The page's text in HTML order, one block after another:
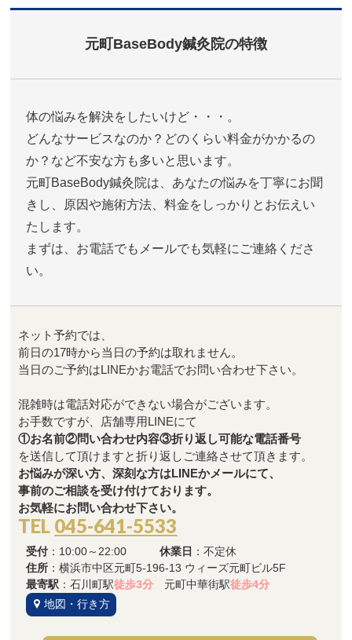
元町BaseBody鍼灸院の特徴
体の悩みを解決をしたいけど・・・。
どんなサービスなのか？どのくらい料金がかかるの
か？など不安な方も多いと思います。
元町BaseBody鍼灸院は、あなたの悩みを丁寧にお聞
きし、原因や施術方法、料金をしっかりとお伝えい
たします。
まずは、お電話でもメールでも気軽にご連絡くださ
い。
ネット予約では、
前日の17時から当日の予約は取れません。
当日のご予約はLINEかお電話でお問い合わせ下さい。
混雑時は電話対応ができない場合がございます。
お手数ですが、店舗専用LINEにて
①お名前②問い合わせ内容③折り返し可能な電話番号
を送信して頂けますと折り返しご連絡させて頂きます。
お悩みが深い方、深刻な方はLINEかメールにて、
事前のご相談を受け付けております。
お気軽にお問い合わせ下さい。
TEL 045-641-5533
受付 ：10:00～22:00休業日 ：不定休
住所 ：横浜市中区元町5-196-13 ウィーズ元町ビル5F
最寄駅 ：石川町駅徒歩3分 元町中華街駅徒歩4分
地図・行き方